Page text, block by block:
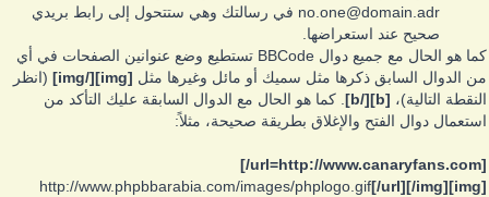
no.one@domain.adr في رسالتك وهي ستتحول إلى رابط بريدي
صحيح عند استعراضها.
كما هو الحال مع جميع دوال BBCode تستطيع وضع عنوانين الصفحات في أي
من الدوال السابق ذكرها مثل سميك أو مائل وغيرها مثل [img][/img]
(انظر
النقطة التالية)، [b][/b]
. كما هو الحال مع الدوال السابقة عليك التأكد من
استعمال دوال الفتح والإغلاق بطريقة صحيحة، مثلاً:
[url=http://www.canaryfans.com/]
[img]
http://www.phpbbarabia.com/images/phplogo.gif[/url][/img]